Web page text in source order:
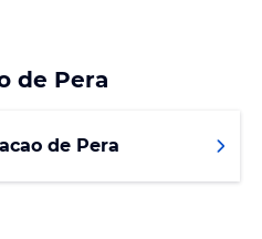
de Pera
de Pera